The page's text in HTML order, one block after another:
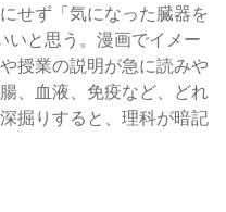
せず「気になった臓器を
いと思う。漫画でイメー
授業の説明が急に読みや
、血液、免疫など、どれ
掘りすると、理科が暗記